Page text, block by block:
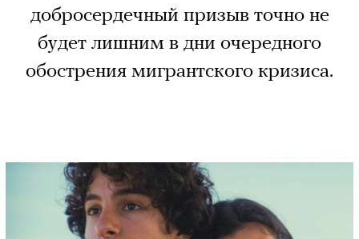
добросердечный призыв точно не
будет лишним в дни очередного
обострения мигрантского кризиса.